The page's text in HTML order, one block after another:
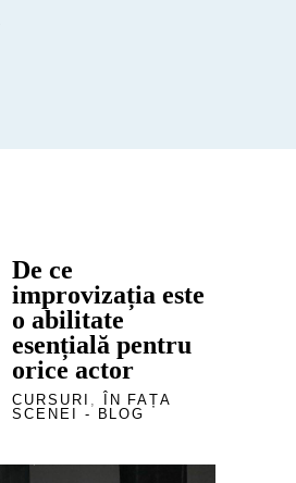
De ce
improvizația este
o abilitate
esențială pentru
orice actor
CURSURI ,
ÎN FAȚA
SCENEI - BLOG